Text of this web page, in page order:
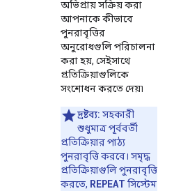
অভিপ্রায় সক্রিয় করা
আপনাকে কীভাবে
পুনরাবৃত্তির
অনুরোধগুলি পরিচালনা
করা হয়, সেইসাথে
প্রতিক্রিয়াগুলিকে
সংশোধন করতে দেয়৷
দ্রষ্টব্য: সহকারী
শুধুমাত্র পূর্ববর্তী
প্রতিক্রিয়ার পাঠ্য
পুনরাবৃত্তি করবে। সমৃদ্ধ
প্রতিক্রিয়াগুলি পুনরাবৃত্তি
করতে, REPEAT সিস্টেম